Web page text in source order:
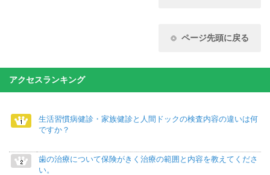
ページ先頭に戻る
アクセスランキング
生活習慣病健診・家族健診と人間ドックの検査内容の違いは何
ですか？
歯の治療について保険がきく治療の範囲と内容を教えてくださ
い。